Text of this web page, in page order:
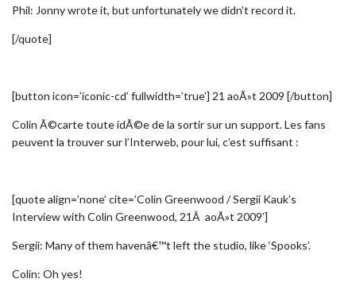
Phil: Jonny wrote it, but unfortunately we didn’t record it.
[/quote]
[button icon=’iconic-cd’ fullwidth=’true’] 21 aoÃ»t 2009 [/button]
Colin Ã©carte toute idÃ©e de la sortir sur un support. Les fans
peuvent la trouver sur l’Interweb, pour lui, c’est suffisant :
[quote align=’none’ cite=’Colin Greenwood / Sergii Kauk’s
Interview with Colin Greenwood, 21Â aoÃ»t 2009′]
Sergii: Many of them havenâ€™t left the studio, like ‘Spooks’.
Colin: Oh yes!